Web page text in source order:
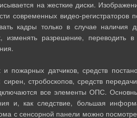
на жесткие диски.
современных видео-регистраторов
кадры только в случае наличия
разрешение, переводить в
датчиков, средств
стробоскопов, средств
все элементы ОПС.
и, как следствие, большая
с сенсорной панели можно